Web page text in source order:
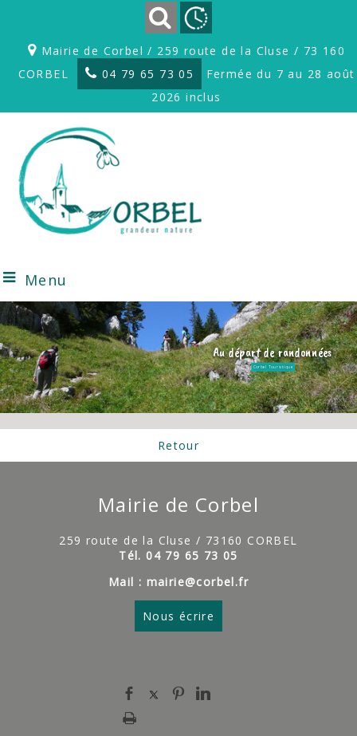
Mairie de Corbel / 259 route de la Cluse / 73 160
CORBEL
04 79 65 73 05
Fermée du 7 au 28 août
2026 inclus
Menu
Au départ de randonnées
Corbel Touristique
Retour
Mairie de Corbel
259 route de la Cluse / 73160 CORBEL
Tél. 04 79 65 73 05
Mail : mairie@corbel.fr
Nous écrire